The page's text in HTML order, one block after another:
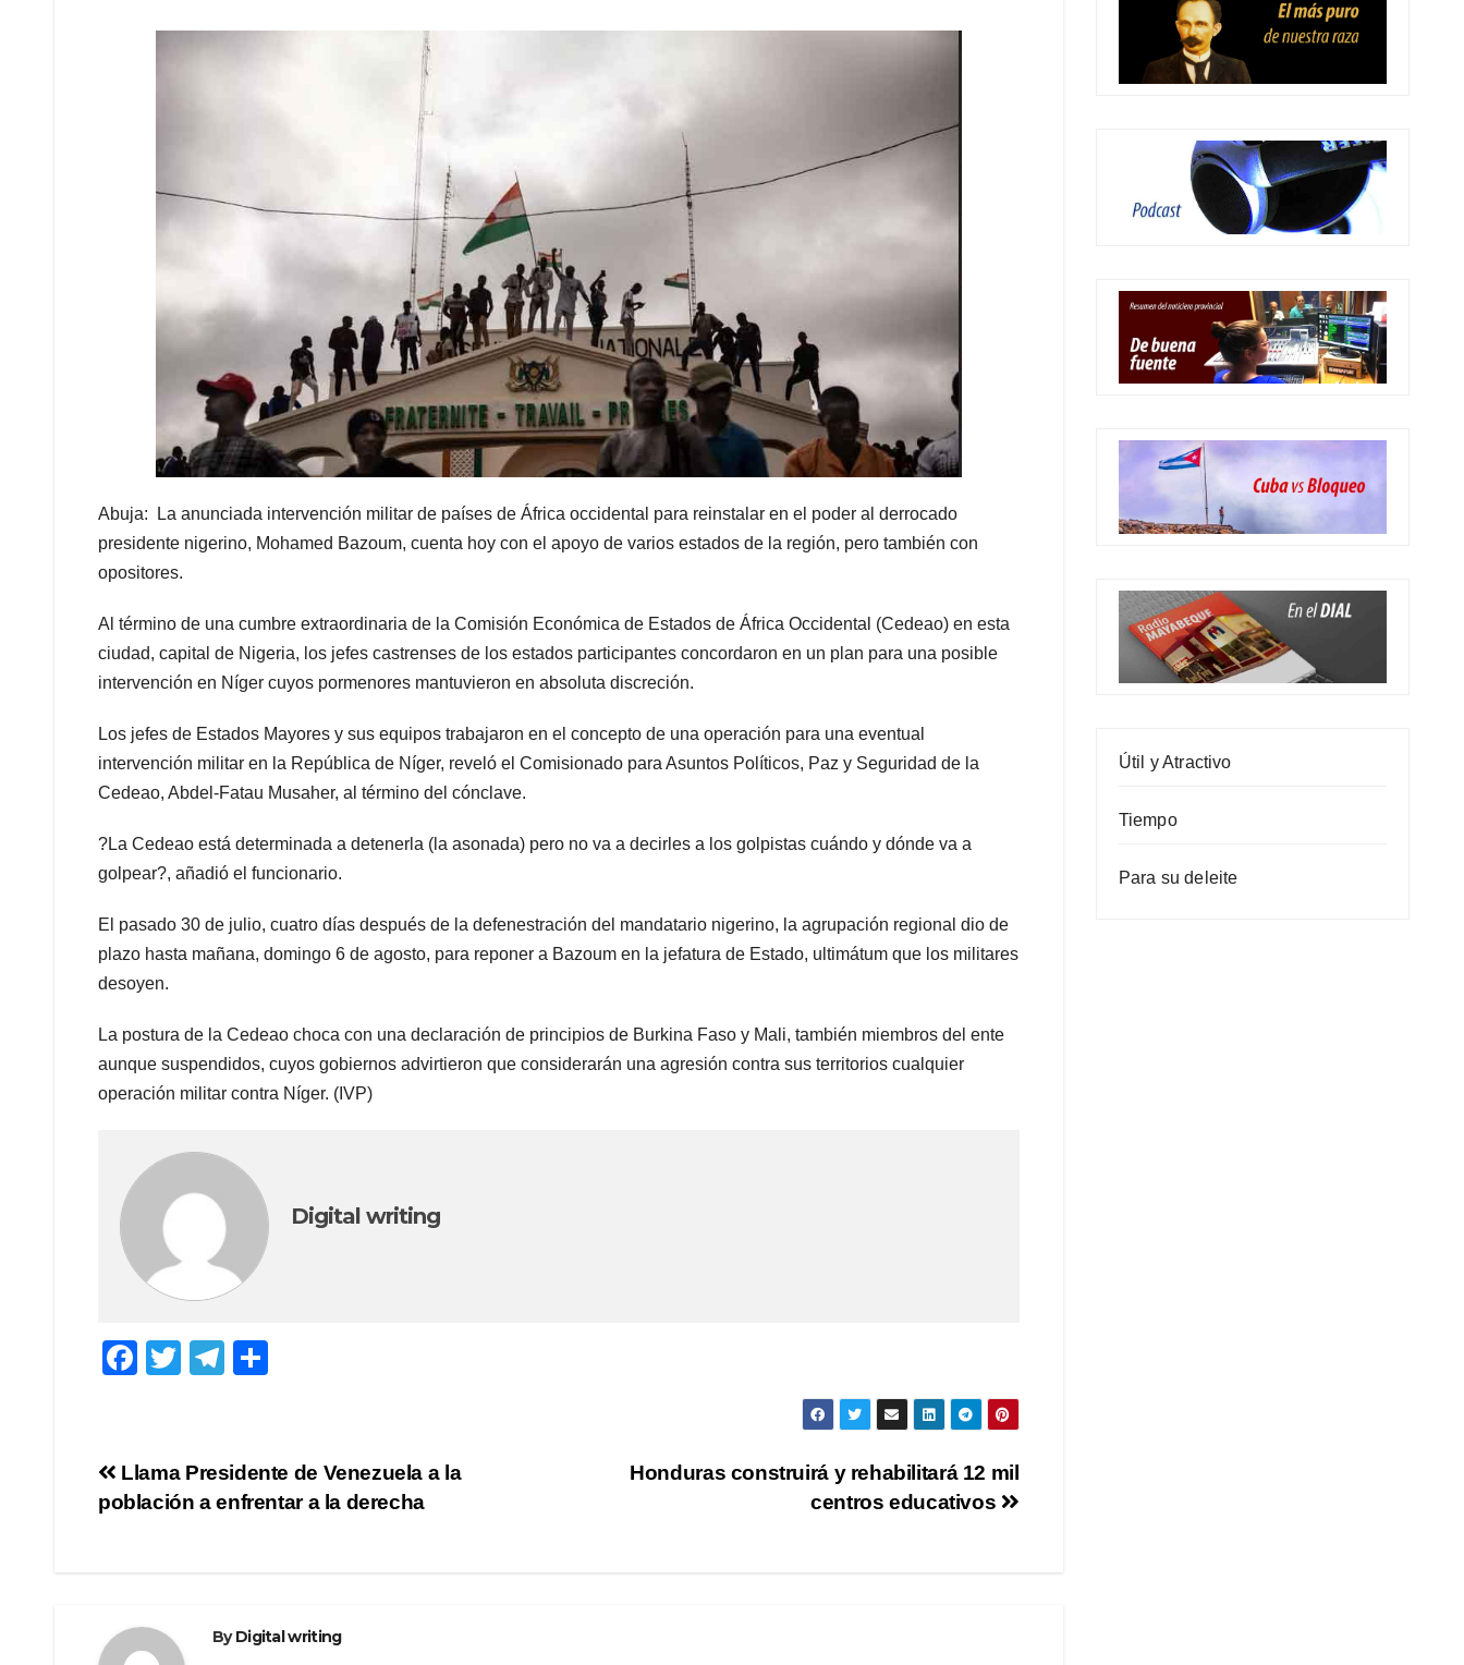
Abuja: La anunciada intervención militar de países de África occidental para reinstalar en el poder al derrocado
presidente nigerino, Mohamed Bazoum, cuenta hoy con el apoyo de varios estados de la región, pero también con
opositores.
Al término de una cumbre extraordinaria de la Comisión Económica de Estados de África Occidental (Cedeao) en esta
ciudad, capital de Nigeria, los jefes castrenses de los estados participantes concordaron en un plan para una posible
intervención en Níger cuyos pormenores mantuvieron en absoluta discreción.
Los jefes de Estados Mayores y sus equipos trabajaron en el concepto de una operación para una eventual
intervención militar en la República de Níger, reveló el Comisionado para Asuntos Políticos, Paz y Seguridad de la
Cedeao, Abdel-Fatau Musaher, al término del cónclave.
?La Cedeao está determinada a detenerla (la asonada) pero no va a decirles a los golpistas cuándo y dónde va a
golpear?, añadió el funcionario.
El pasado 30 de julio, cuatro días después de la defenestración del mandatario nigerino, la agrupación regional dio de
plazo hasta mañana, domingo 6 de agosto, para reponer a Bazoum en la jefatura de Estado, ultimátum que los militares
desoyen.
La postura de la Cedeao choca con una declaración de principios de Burkina Faso y Mali, también miembros del ente
aunque suspendidos, cuyos gobiernos advirtieron que considerarán una agresión contra sus territorios cualquier
operación militar contra Níger. (IVP)
Digital writing
F
e
b
T
er
T
gr
a
e
Post
navigation
Honduras construirá y rehabilitará 12 mil
centros educativos
Llama Presidente de Venezuela a la
población a enfrentar a la derecha
ByDigital writing
Útil y Atractivo
Tiempo
Para su deleite